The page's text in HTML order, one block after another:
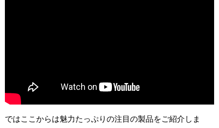
ではここからは魅力たっぷりの注目の製品をご紹介しま